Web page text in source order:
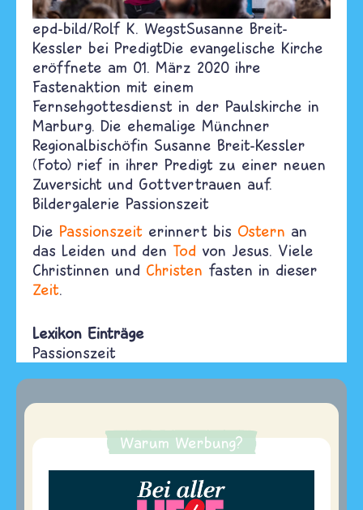
epd-bild/Rolf K. WegstSusanne Breit-
Kessler bei PredigtDie evangelische Kirche
eröffnete am 01. März 2020 ihre
Fastenaktion mit einem
Fernsehgottesdienst in der Paulskirche in
Marburg. Die ehemalige Münchner
Regionalbischöfin Susanne Breit-Kessler
(Foto) rief in ihrer Predigt zu einer neuen
Zuversicht und Gottvertrauen auf.
Bildergalerie Passionszeit
Die Passionszeit erinnert bis Ostern an
das Leiden und den Tod von Jesus. Viele
Christinnen und Christen fasten in dieser
Zeit.
Lexikon Einträge
Passionszeit
Warum Werbung?